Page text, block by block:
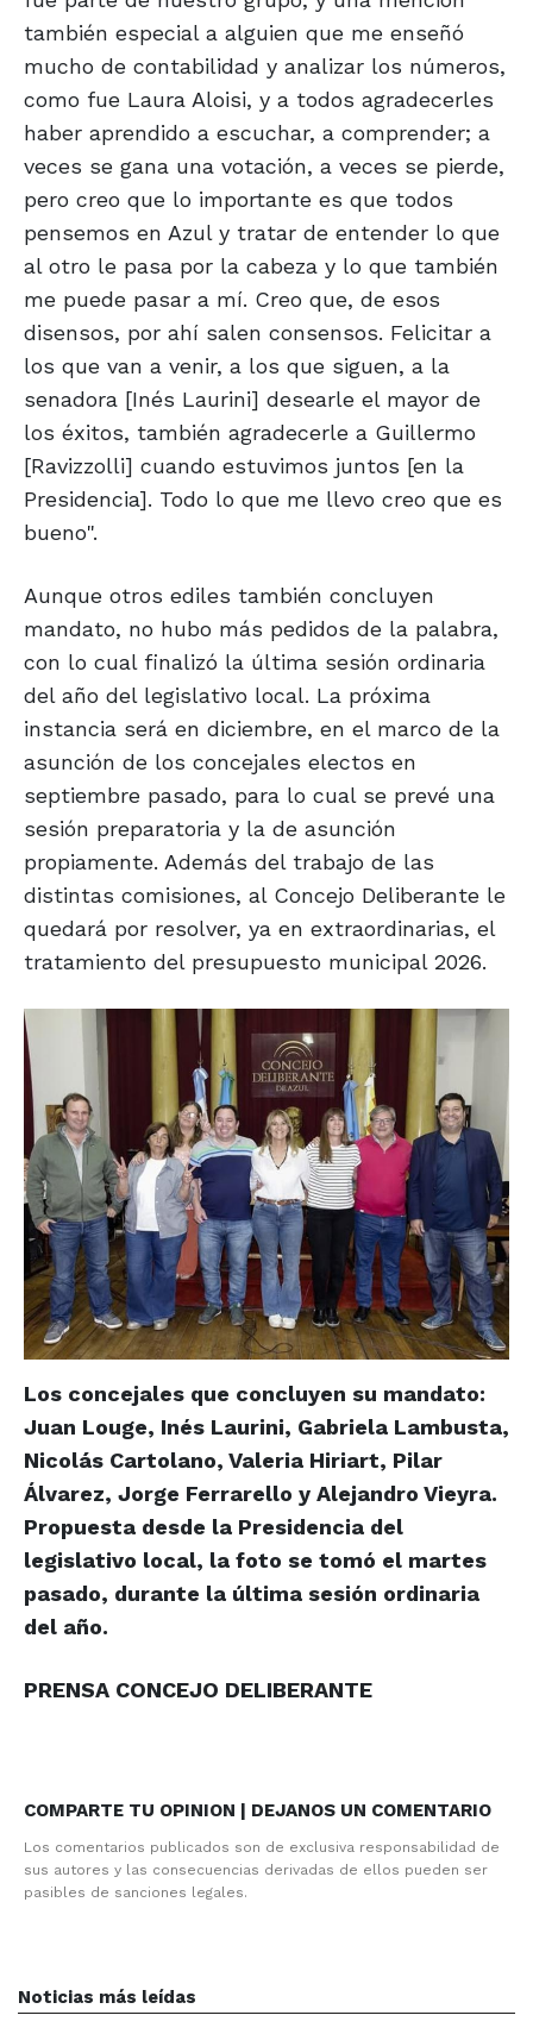
también especial a alguien que me enseñó
mucho de contabilidad y analizar los números,
como fue Laura Aloisi, y a todos agradecerles
haber aprendido a escuchar, a comprender; a
veces se gana una votación, a veces se pierde,
pero creo que lo importante es que todos
pensemos en Azul y tratar de entender lo que
al otro le pasa por la cabeza y lo que también
me puede pasar a mí. Creo que, de esos
disensos, por ahí salen consensos. Felicitar a
los que van a venir, a los que siguen, a la
senadora [Inés Laurini] desearle el mayor de
los éxitos, también agradecerle a Guillermo
[Ravizzolli] cuando estuvimos juntos [en la
Presidencia]. Todo lo que me llevo creo que es
bueno".
Aunque otros ediles también concluyen
mandato, no hubo más pedidos de la palabra,
con lo cual finalizó la última sesión ordinaria
del año del legislativo local. La próxima
instancia será en diciembre, en el marco de la
asunción de los concejales electos en
septiembre pasado, para lo cual se prevé una
sesión preparatoria y la de asunción
propiamente. Además del trabajo de las
distintas comisiones, al Concejo Deliberante le
quedará por resolver, ya en extraordinarias, el
tratamiento del presupuesto municipal 2026.
Los concejales que concluyen su mandato:
Juan Louge, Inés Laurini, Gabriela Lambusta,
Nicolás Cartolano, Valeria Hiriart, Pilar
Álvarez, Jorge Ferrarello y Alejandro Vieyra.
Propuesta desde la Presidencia del
legislativo local, la foto se tomó el martes
pasado, durante la última sesión ordinaria
del año.
PRENSA CONCEJO DELIBERANTE
COMPARTE TU OPINION | DEJANOS UN COMENTARIO
Los comentarios publicados son de exclusiva responsabilidad de
sus autores y las consecuencias derivadas de ellos pueden ser
pasibles de sanciones legales.
Noticias más leídas